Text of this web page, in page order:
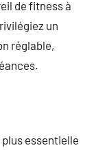
de fitness à
un
réglable,
essentielle